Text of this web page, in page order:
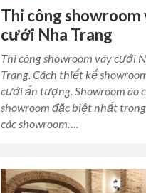
Thi công showroom
cưới Nha Trang
Thi công showroom váy cưới
Trang. Cách thiết kế
cưới ấn tượng. Showroom áo
showroom đặc biệt nhất
các showroom….